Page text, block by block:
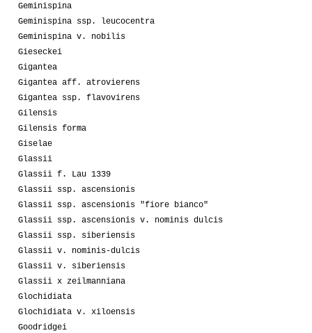
Geminispina
Geminispina ssp. leucocentra
Geminispina v. nobilis
Gieseckei
Gigantea
Gigantea aff. atrovierens
Gigantea ssp. flavovirens
Gilensis
Gilensis forma
Giselae
Glassii
Glassii f. Lau 1339
Glassii ssp. ascensionis
Glassii ssp. ascensionis "fiore bianco"
Glassii ssp. ascensionis v. nominis dulcis
Glassii ssp. siberiensis
Glassii v. nominis-dulcis
Glassii v. siberiensis
Glassii x zeilmanniana
Glochidiata
Glochidiata v. xiloensis
Goodridgei